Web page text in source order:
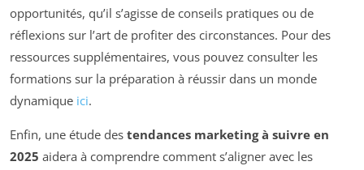
opportunités, qu’il s’agisse de conseils pratiques ou de
réflexions sur l’art de profiter des circonstances. Pour des
ressources supplémentaires, vous pouvez consulter les
formations sur la préparation à réussir dans un monde
dynamique ici.
Enfin, une étude des tendances marketing à suivre en
2025 aidera à comprendre comment s’aligner avec les